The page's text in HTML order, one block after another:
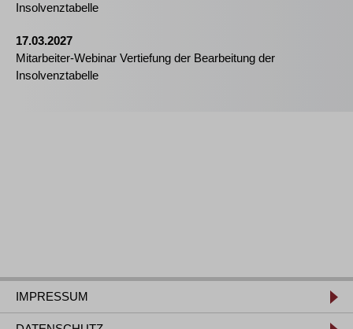
Insolvenztabelle
17.03.2027
Mitarbeiter-Webinar Vertiefung der Bearbeitung der
Insolvenztabelle
IMPRESSUM